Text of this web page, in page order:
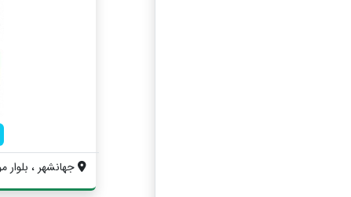
جهانشهر ، بلوار